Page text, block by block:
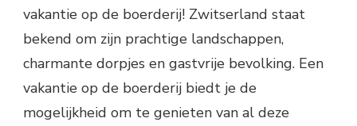
vakantie op de boerderij! Zwitserland staat
bekend om zijn prachtige landschappen,
charmante dorpjes en gastvrije bevolking. Een
vakantie op de boerderij biedt je de
mogelijkheid om te genieten van al deze